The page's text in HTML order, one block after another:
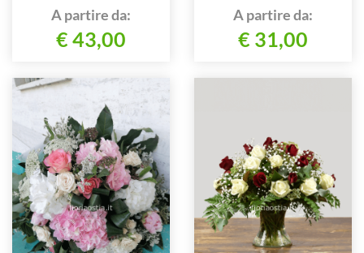
A partire da:
€ 43,00
A partire da:
€ 31,00